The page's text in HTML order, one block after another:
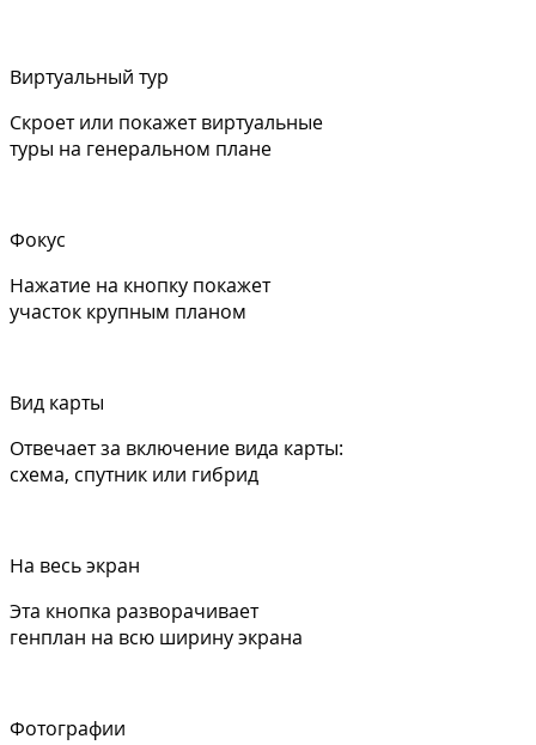
Виртуальный тур
Скроет или покажет виртуальные
туры на генеральном плане
Фокус
Нажатие на кнопку покажет
участок крупным планом
Вид карты
Отвечает за включение вида карты:
схема, спутник или гибрид
На весь экран
Эта кнопка разворачивает
генплан на всю ширину экрана
Фотографии